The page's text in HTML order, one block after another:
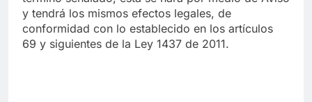
y tendrá los mismos efectos legales, de
conformidad con lo establecido en los artículos
69 y siguientes de la Ley 1437 de 2011.